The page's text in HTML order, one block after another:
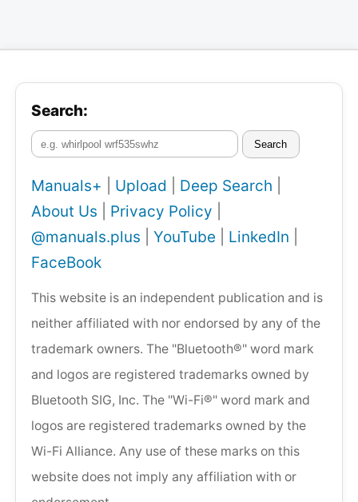
Search:
Search
Manuals+ Upload Deep Search
About Us
Privacy Policy
@manuals.plus
YouTube LinkedIn
FaceBook
This website is an independent publication and is
neither affiliated with nor endorsed by any of the
trademark owners. The "Bluetooth®" word mark
and logos are registered trademarks owned by
Bluetooth SIG, Inc. The "Wi-Fi®" word mark and
logos are registered trademarks owned by the
Wi-Fi Alliance. Any use of these marks on this
website does not imply any affiliation with or